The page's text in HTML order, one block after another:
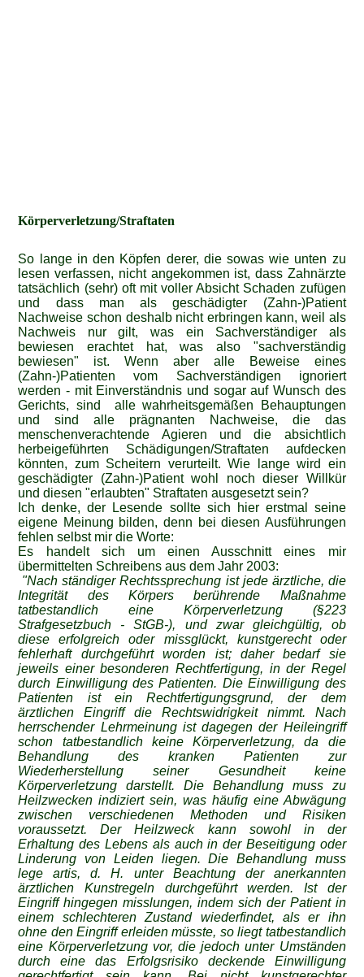
Körperverletzung/Straftaten
So lange in den Köpfen derer, die sowas wie unten zu
lesen verfassen, nicht angekommen ist, dass Zahnärzte
tatsächlich (sehr) oft mit voller Absicht Schaden zufügen
und dass man als geschädigter (Zahn-)Patient
Nachweise schon deshalb nicht erbringen kann, weil als
Nachweis nur gilt, was ein Sachverständiger als
bewiesen erachtet hat, was also "sachverständig
bewiesen" ist. Wenn aber alle Beweise eines
(Zahn-)Patienten vom Sachverständigen ignoriert
werden - mit Einverständnis und sogar auf Wunsch des
Gerichts, sind alle wahrheitsgemäßen Behauptungen
und sind alle prägnanten Nachweise, die das
menschenverachtende Agieren und die absichtlich
herbeigeführten Schädigungen/Straftaten aufdecken
könnten, zum Scheitern verurteilt. Wie lange wird ein
geschädigter (Zahn-)Patient wohl noch dieser Willkür
und diesen "erlaubten" Straftaten ausgesetzt sein?
Ich denke, der Lesende sollte sich hier erstmal seine
eigene Meinung bilden, denn bei diesen Ausführungen
fehlen selbst mir die Worte:
Es handelt sich um einen Ausschnitt eines mir
übermittelten Schreibens aus dem Jahr 2003:
"Nach ständiger Rechtssprechung ist jede ärztliche, die
Integrität des Körpers berührende Maßnahme
tatbestandlich eine Körperverletzung (§223
Strafgesetzbuch ‑ StGB‑), und zwar gleichgültig, ob
diese erfolgreich oder missglückt, kunstgerecht oder
fehlerhaft durchgeführt worden ist; daher bedarf sie
jeweils einer besonderen Rechtfertigung, in der Regel
durch Einwilligung des Patienten. Die Einwilligung des
Patienten ist ein Rechtfertigungsgrund, der dem
ärztlichen Eingriff die Rechtswidrigkeit nimmt. Nach
herrschender Lehrmeinung ist dagegen der Heileingriff
schon tatbestandlich keine Körperverletzung, da die
Behandlung des kranken Patienten zur
Wiederherstellung seiner Gesundheit keine
Körperverletzung darstellt. Die Behandlung muss zu
Heilzwecken indiziert sein, was häufig eine Abwägung
zwischen verschiedenen Methoden und Risiken
voraussetzt. Der Heilzweck kann sowohl in der
Erhaltung des Lebens als auch in der Beseitigung oder
Linderung von Leiden liegen. Die Behandlung muss
lege artis, d. H. unter Beachtung der anerkannten
ärztlichen Kunstregeln durchgeführt werden. Ist der
Eingriff hingegen misslungen, indem sich der Patient in
einem schlechteren Zustand wiederfindet, als er ihn
ohne den Eingriff erleiden müsste, so liegt tatbestandlich
eine Körperverletzung vor, die jedoch unter Umständen
durch eine das Erfolgsrisiko deckende Einwilligung